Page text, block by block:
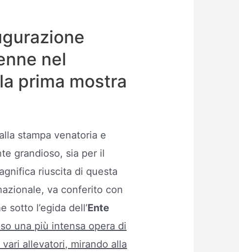
nel
prima mostra
stampa venatoria e
grandioso, sia per il
riuscita di questa
va conferito con
sotto l’egida dell’Ente
una più intensa opera di
allevatori, mirando alla